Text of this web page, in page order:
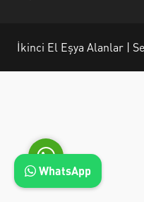
İkinci El Eşya Alanlar |
WhatsApp